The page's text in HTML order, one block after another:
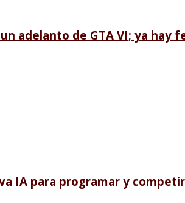
adelanto de GTA VI; ya hay
IA para programar y